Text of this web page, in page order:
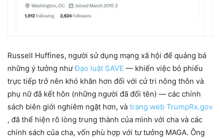
Russell Huffines, người sử dụng mạng xã hội để quảng bá
những ý tưởng nhưĐạo luật SAVE — khiến việc bỏ phiếu
trực tiếp trở nên khó khăn hơn đối với cử tri nông thôn và
phụ nữ đã kết hôn (những người đã đổi tên) — các chính
sách biên giới nghiêm ngặt hơn, và trang web TrumpRx.gov
, đã thể hiện rõ lòng trung thành của mình với cha và các
chính sách của cha, vốn phù hợp với tư tưởng MAGA. Ông